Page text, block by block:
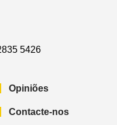
5426
Opiniões
Contacte-nos